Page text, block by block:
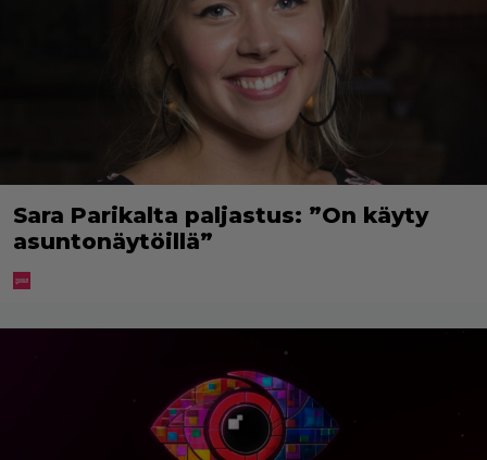
Sara Parikalta paljastus: ”On käyty
asuntonäytöillä”